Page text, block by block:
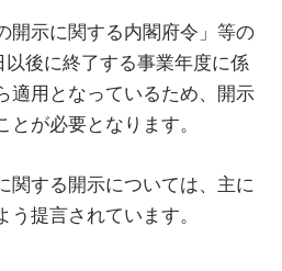
開示に関する内閣府令」等の
以後に終了する事業年度に係
適用となっているため、開示
が必要となります。
関する開示については、主に
提言されています。